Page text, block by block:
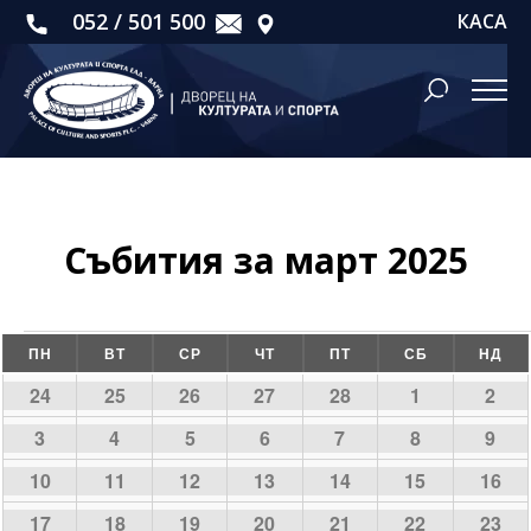
052 / 501 500 КАСА
Събития за март 2025
Събития
Календар
на
Събития
ПН ВТ СР ЧТ ПТ СБ НД
0
събития
24
0
събития
25
0
събития
26
0
събития
27
0
събития
28
0
събития
1
0
2
0
събития
3
0
събития
4
0
събития
5
0
събития
6
1
събитие
7has
featured
събития
1
събитие
8has
featured
събития
1
9has
0
събития
10
1
събитие
11has
featured
1
събитие
12has
featured
1
събитие
13has
featured
0
събития
14
2
събития
15has
featured
2
16has
0
17
0
18
0
19
0
20
0
21
1
22has
0
23